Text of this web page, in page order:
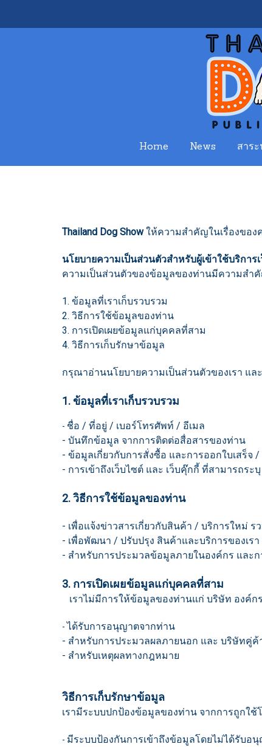
Home News สาระ
Thailand Dog Showให้ความสำคัญในเรื่องของ
นโยบายความเป็นส่วนตัวสำหรับผู้เข้าใช้บริการเ
ความเป็นส่วนตัวของข้อมูลของท่านมีความสำ
1. ข้อมูลที่เราเก็บรวบรวม
2. วิธีการใช้ข้อมูลของท่าน
3. การเปิดเผยข้อมูลแก่บุคคลที่สาม
4. วิธีการเก็บรักษาข้อมูล
กรุณาอ่านนโยบายความเป็นส่วนตัวของเรา แ
1. ข้อมูลที่เราเก็บรวบรวม
- ชื่อ / ที่อยู่ / เบอร์โทรศัพท์ / อีเมล
- บันทึกข้อมูล จากการติดต่อสื่อสารของท่าน
- ข้อมูลเกี่ยวกับการสั่งซื้อ และการออกใบเสร็จ
- การเข้าถึงเว็บไซต์ และ เว็บคุ๊กกี้ ที่สามารถร
2. วิธีการใช้ข้อมูลของท่าน
- เพื่อแจ้งข่าวสารเกี่ยวกับสินค้า / บริการใหม่
- เพื่อพัฒนา / ปรับปรุง สินค้าและบริการของเรา
- สำหรับการประมวลข้อมูลภายในองค์กร และก
3. การเปิดเผยข้อมูลแก่บุคคลที่สาม
เราไม่มีการให้ข้อมูลของท่านแก่ บริษัท องค์
-ได้รับการอนุญาตจากท่าน
- สำหรับการประมวลผลภายนอก และ บริษัทคู่
- สำหรับเหตุผลทางกฎหมาย
วิธีการเก็บรักษาข้อมูล
เรามีระบบปกป้องข้อมูลของท่าน จากการถูกใ
- มีระบบป้องกันการเข้าถึงข้อมูลโดยไม่ได้รับอ